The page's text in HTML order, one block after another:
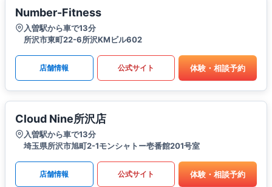
Number-Fitness
入曽駅から車で13分
所沢市東町22-6所沢KMビル602
店舗情報 公式サイト 体験・相談予約
Cloud Nine所沢店
入曽駅から車で13分
埼玉県所沢市旭町2-1モンシャトー壱番館201号室
店舗情報 公式サイト 体験・相談予約